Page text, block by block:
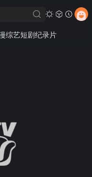
综艺短剧纪录片